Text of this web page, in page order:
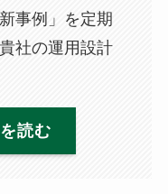
事例」を定期
社の運用設計
読む